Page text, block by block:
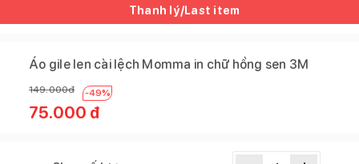
Thanh lý/Last item
Áo gile len cài lệch Momma in chữ hồng sen 3M
149.000đ -49%
75.000 đ